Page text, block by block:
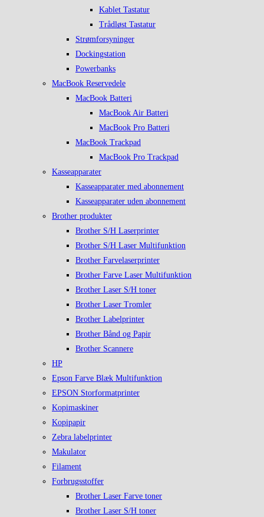
Kablet Tastatur
Trådløst Tastatur
Strømforsyninger
Dockingstation
Powerbanks
MacBook Reservedele
MacBook Batteri
MacBook Air Batteri
MacBook Pro Batteri
MacBook Trackpad
MacBook Pro Trackpad
Kasseapparater
Kasseapparater med abonnement
Kasseapparater uden abonnement
Brother produkter
Brother S/H Laserprinter
Brother S/H Laser Multifunktion
Brother Farvelaserprinter
Brother Farve Laser Multifunktion
Brother Laser S/H toner
Brother Laser Tromler
Brother Labelprinter
Brother Bånd og Papir
Brother Scannere
HP
Epson Farve Blæk Multifunktion
EPSON Storformatprinter
Kopimaskiner
Kopipapir
Zebra labelprinter
Makulator
Filament
Forbrugsstoffer
Brother Laser Farve toner
Brother Laser S/H toner